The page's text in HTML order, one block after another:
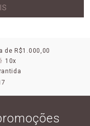
de R$1.000,00
10x